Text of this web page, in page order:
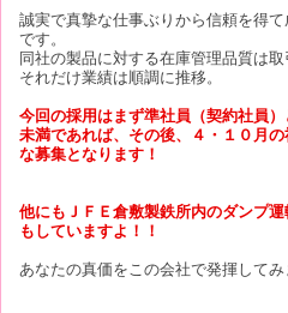
誠実で真摯な仕事ぶりから信頼を得
です。
同社の製品に対する在庫管理品質は
それだけ業績は順調に推移。
今回の採用はまず準社員（契約社員
未満であれば、その後、４・１０月
な募集となります！
他にもＪＦＥ倉敷製鉄所内のダンプ
もしていますよ！！
あなたの真価をこの会社で発揮してみ